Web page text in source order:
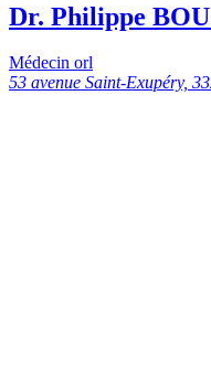
Dr. Philippe
Médecin orl
53 avenue Saint-Exupéry,